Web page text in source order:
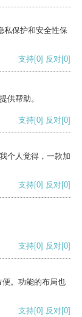
私保护和安全性保
支持[0] 反对[0]
供帮助。
支持[0] 反对[0]
个人觉得，一款加
支持[0] 反对[0]
支持[0] 反对[0]
。功能的布局也
支持[0] 反对[0]